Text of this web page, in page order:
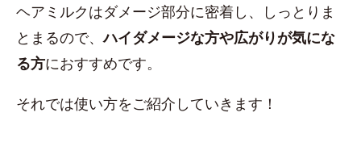
ヘアミルクはダメージ部分に密着し、しっとりま
とまるので、ハイダメージな方や広がりが気にな
る方におすすめです。
それでは使い方をご紹介していきます！